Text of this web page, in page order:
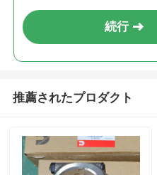
続行
推薦されたプロダクト